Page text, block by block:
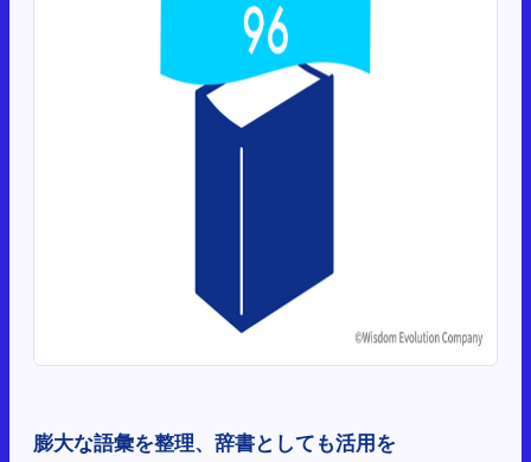
膨大な語彙を整理、辞書としても活用を